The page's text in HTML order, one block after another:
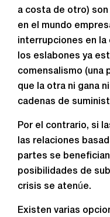
a costa de otro)
en el mundo
interrupciones en
los eslabones ya
comensalismo (una
que la otra ni gana
cadenas de
Por el contrario, si
las relaciones
partes se
posibilidades de
crisis se atenúe.
Existen varias